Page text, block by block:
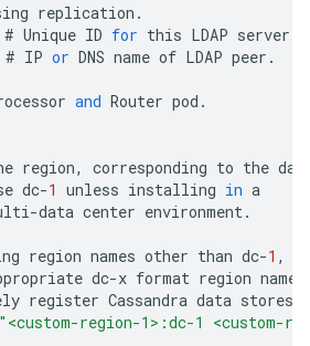
replication .
# Unique ID for this LDAP server
# IP or DNS name of LDAP peer .
and Router pod .
region, corresponding to the
dc-1 unless installing in a
-data center environment.
region names other than dc-1 ,
dc-x format region name
register Cassandra data stores
"<custom-region-1>:dc-1 <custom-